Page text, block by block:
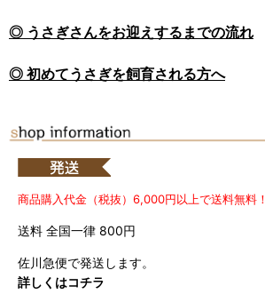
◎ うさぎさんをお迎えするまでの流れ
◎ 初めてうさぎを飼育される方へ
商品購入代金（税抜）6,000円以上で送料無料！
送料 全国一律 800円
佐川急便で発送します。
詳しくはコチラ